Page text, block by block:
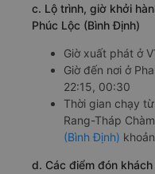
c. Lộ trình, giờ khởi
Phúc Lộc (Bình Định)
Giờ xuất phát ở
Giờ đến nơi ở
22:15, 00:30
Thời gian chạy
Rang-Tháp
(Bình Định)
d. Các điểm đón